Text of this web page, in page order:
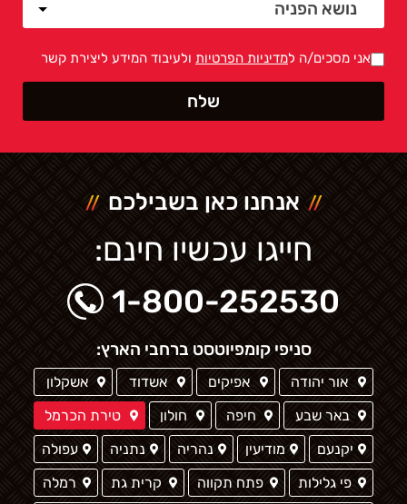
אני מסכים/ה למדיניות הפרטיות ולעיבוד המידע ליצירת קשר
אנחנו כאן בשבילכם
חייגו עכשיו חינם:
1-800-252530
סניפי קומפיוטסט ברחבי הארץ:
אור יהודה אפיקים אשדוד
אשקלון
באר שבע
חיפה חולון
טירת הכרמל
יקנעם
מודיעין נהריה נתניה
עפולה
פי גלילות
פתח תקווה קרית גת
רמלה